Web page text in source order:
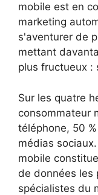
mobile est en
marketing
s'aventurer de
mettant
plus fructueux :
Sur les quatre
consommateur
téléphone, 50
médias
mobile
de données les
spécialistes du